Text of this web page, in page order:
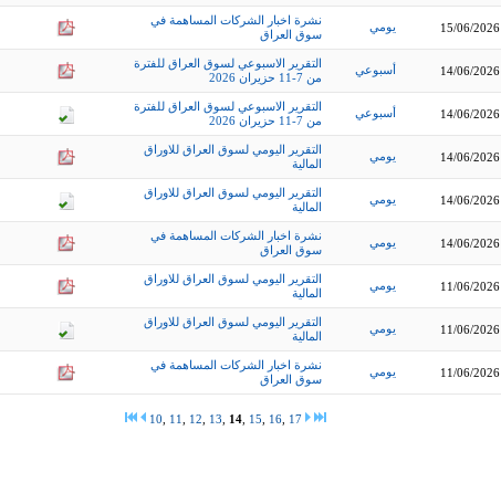
نشرة اخبار الشركات المساهمة في
سوق العراق
يومي 15/06/2026
التقرير الاسبوعي لسوق العراق للفترة
من 7-11 حزيران 2026
أسبوعي 14/06/2026
التقرير الاسبوعي لسوق العراق للفترة
من 7-11 حزيران 2026
أسبوعي 14/06/2026
التقرير اليومي لسوق العراق للاوراق
المالية
يومي 14/06/2026
التقرير اليومي لسوق العراق للاوراق
المالية
يومي 14/06/2026
نشرة اخبار الشركات المساهمة في
سوق العراق
يومي 14/06/2026
التقرير اليومي لسوق العراق للاوراق
المالية
يومي 11/06/2026
التقرير اليومي لسوق العراق للاوراق
المالية
يومي 11/06/2026
نشرة اخبار الشركات المساهمة في
سوق العراق
يومي 11/06/2026
10 11 12 13 14 15 16 17